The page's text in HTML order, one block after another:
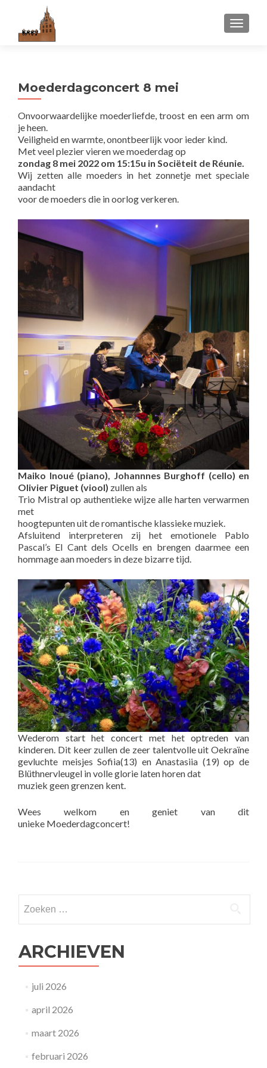
Moederdagconcert 8 mei
Onvoorwaardelijke moederliefde, troost en een arm om
je heen.
Veiligheid en warmte, onontbeerlijk voor ieder kind.
Met veel plezier vieren we moederdag op
zondag 8 mei 2022 om 15:15u in Sociëteit de Réunie.
Wij zetten alle moeders in het zonnetje met speciale
aandacht
voor de moeders die in oorlog verkeren.
Maiko Inoué (piano), Johannnes Burghoff (cello) en
Olivier Piguet (viool) zullen als
Trio Mistral op authentieke wijze alle harten verwarmen
met
hoogtepunten uit de romantische klassieke muziek.
Afsluitend interpreteren zij het emotionele Pablo
Pascal’s El Cant dels Ocells en brengen daarmee een
hommage aan moeders in deze bizarre tijd.
Wederom start het concert met het optreden van
kinderen. Dit keer zullen de zeer talentvolle uit Oekraïne
gevluchte meisjes Sofiia(13) en Anastasiia (19) op de
Blüthnervleugel in volle glorie laten horen dat
muziek geen grenzen kent.
Wees welkom en geniet van dit
unieke Moederdagconcert!
Bericht
navigatie
naar:
ARCHIEVEN
juli 2026
april 2026
maart 2026
februari 2026